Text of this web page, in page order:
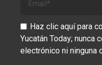
Haz clic aquí para
Yucatán Today; nunca
electrónico ni ninguna